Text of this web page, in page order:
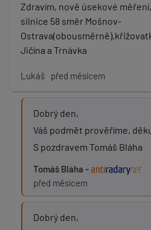
Zdravím, nově úsekové
silnice 58 směr Mošnov-
Jičína a Trnávka
Lukáš před měsícem
Dobrý den,
Váš podmět prověříme,
S pozdravem Tomáš Bláha
Tomáš Bláha -
před měsícem
Dobrý den,